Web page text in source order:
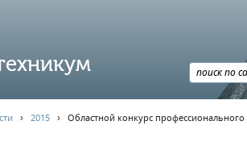
› 2015› Областной конкурс